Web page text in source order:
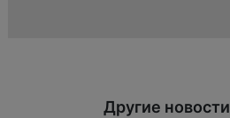
Другие новости